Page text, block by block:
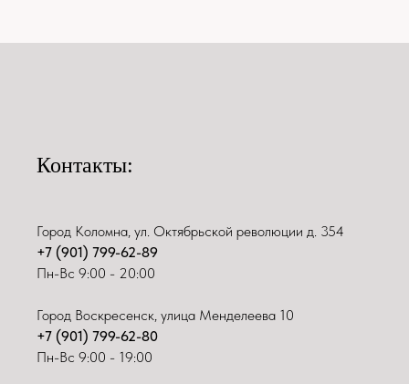
Контакты:
Город Коломна, ул. Октябрьской революции д. 354
+7 (901) 799-62-89
Пн-Вс 9:00 - 20:00
Город Воскресенск, улица Менделеева 10
+7 (901) 799-62-80
Пн-Вс 9:00 - 19:00